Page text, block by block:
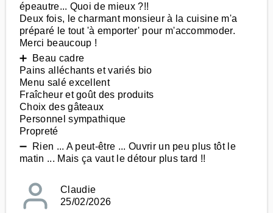
épeautre... Quoi de mieux ?!!
Deux fois, le charmant monsieur à la cuisine m'a
préparé le tout 'à emporter' pour m'accommoder.
Merci beaucoup !
➕ Beau cadre
Pains alléchants et variés bio
Menu salé excellent
Fraîcheur et goût des produits
Choix des gâteaux
Personnel sympathique
Propreté
➖ Rien ... A peut-être ... Ouvrir un peu plus tôt le
matin ... Mais ça vaut le détour plus tard !!
Claudie
25/02/2026